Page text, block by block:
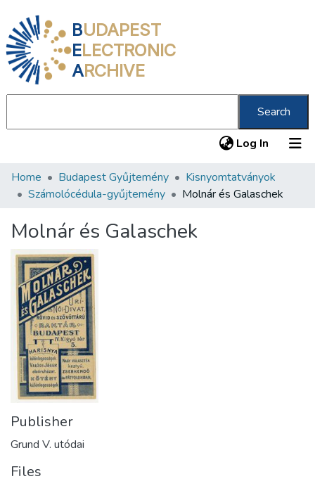
BUDAPEST
ELECTRONIC
ARCHIVE
Search
Log In (current)
Communities & Collections
Statistics
About us
Home Budapest Gyűjtemény
Kisnyomtatványok
Számolócédula-gyűjtemény
Molnár és Galaschek
Molnár és Galaschek
Publisher
Grund V. utódai
Files